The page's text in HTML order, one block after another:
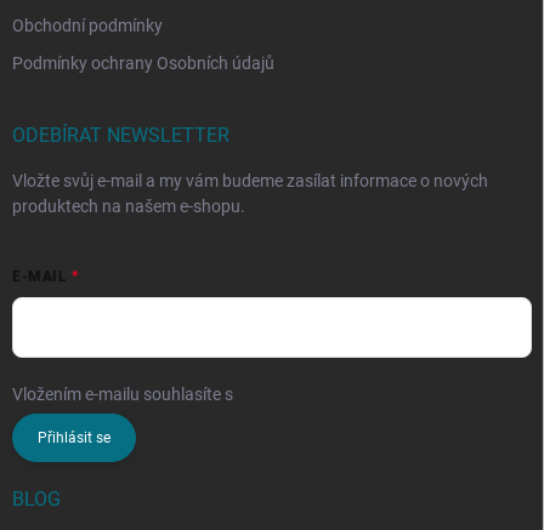
Obchodní podmínky
Podmínky ochrany Osobních údajů
ODEBÍRAT NEWSLETTER
Vložte svůj e-mail a my vám budeme zasílat informace o nových
produktech na našem e-shopu.
E-MAIL
Vložením e-mailu souhlasíte s
Přihlásit se
BLOG